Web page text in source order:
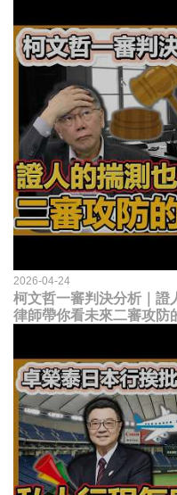
2026-04-24
柯文哲一審判決分析｜證
律師帶你看未來二審攻防